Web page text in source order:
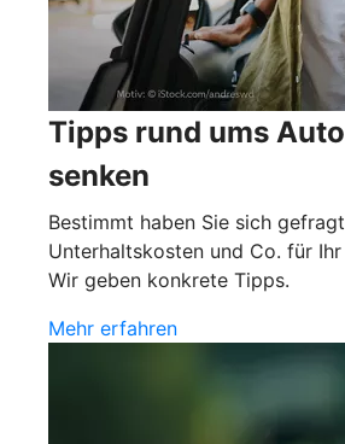
Tipps rund ums
senken
Bestimmt haben Sie sich
Unterhaltskosten und Co. für
Wir geben konkrete Tipps.
Mehr erfahren